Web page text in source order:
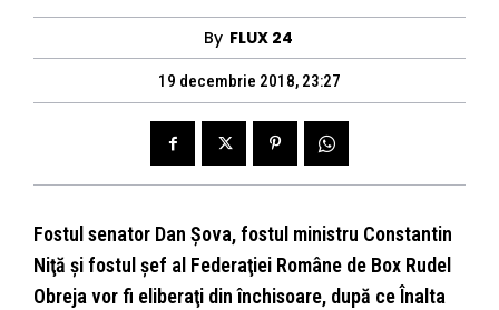
By FLUX 24
19 decembrie 2018, 23:27
Fostul senator Dan Şova, fostul ministru Constantin
Niţă şi fostul şef al Federaţiei Române de Box Rudel
Obreja vor fi eliberaţi din închisoare, după ce Înalta